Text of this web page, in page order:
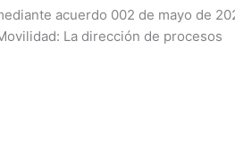
acuerdo 002 de mayo de
La dirección de procesos